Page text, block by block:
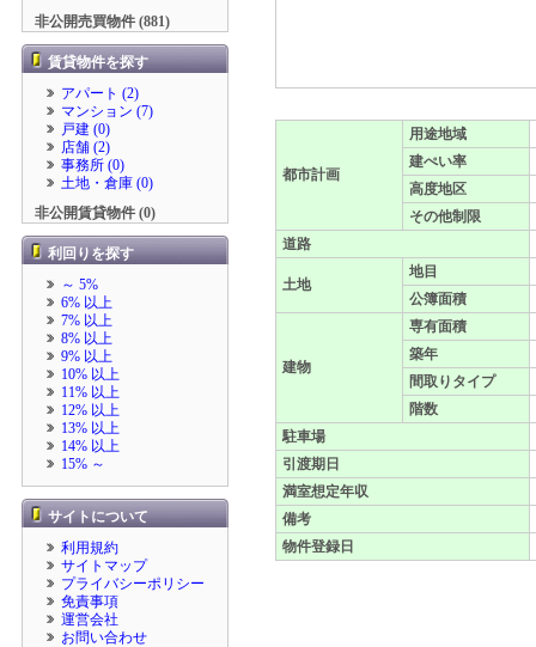
非公開売買物件 (881)
賃貸物件を探す
アパート (2)
マンション (7)
戸建 (0)
店舗 (2)
事務所 (0)
土地・倉庫 (0)
非公開賃貸物件 (0)
利回りを探す
～ 5%
6% 以上
7% 以上
8% 以上
9% 以上
10% 以上
11% 以上
12% 以上
13% 以上
14% 以上
15% ～
サイトについて
利用規約
サイトマップ
プライバシーポリシー
免責事項
運営会社
お問い合わせ
都市計画
用途地域
建ぺい率
高度地区
その他制限
道路
土地
地目
公簿面積
建物
専有面積
築年
間取りタイプ
階数
駐車場
引渡期日
満室想定年収
備考
物件登録日